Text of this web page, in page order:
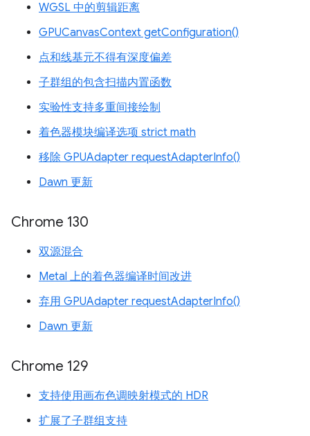
WGSL 中的剪辑距离
GPUCanvasContext getConfiguration()
点和线基元不得有深度偏差
子群组的包含扫描内置函数
实验性支持多重间接绘制
着色器模块编译选项 strict math
移除 GPUAdapter requestAdapterInfo()
Dawn 更新
Chrome 130
双源混合
Metal 上的着色器编译时间改进
弃用 GPUAdapter requestAdapterInfo()
Dawn 更新
Chrome 129
支持使用画布色调映射模式的 HDR
扩展了子群组支持